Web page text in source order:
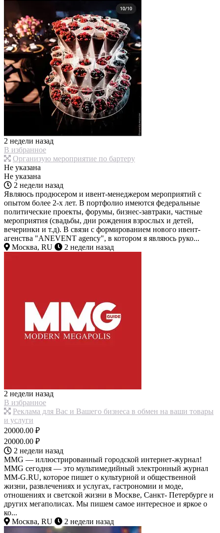
2 недели назад
В избранное
Организую мероприятие по бартеру
Не указана
Не указана
2 недели назад
Являюсь продюсером и ивент-менеджером мероприятий с
опытом более 2-х лет. В портфолио имеются федеральные
политические проекты, форумы, бизнес-завтраки, частные
мероприятия (свадьбы, дни рождения взрослых и детей,
вечеринки и т.д). В связи с формированием нового ивент-
агенства "ANEVENT agency", в котором я являюсь руко...
Москва, RU
2 недели назад
2 недели назад
В избранное
Реклама для Вас и Вашего бизнеса в обмен на ваши товары
и услуги
20000.00 ₽
20000.00 ₽
2 недели назад
MMG — иллюстрированный городской интернет-журнал!
MMG сегодня — это мультимедийный электронный журнал
MM-G.RU, которое пишет о культурной и общественной
жизни, развлечениях и услугах, гастрономии и моде,
отношениях и светской жизни в Москве, Санкт- Петербурге и
других мегаполисах. Мы пишем самое интересное и яркое о
ко...
Москва, RU
2 недели назад